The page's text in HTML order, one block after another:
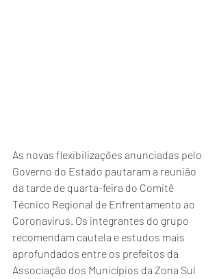
As novas flexibilizações anunciadas pelo
Governo do Estado pautaram a reunião
da tarde de quarta-feira do Comitê
Técnico Regional de Enfrentamento ao
Coronavirus. Os integrantes do grupo
recomendam cautela e estudos mais
aprofundados entre os prefeitos da
Associação dos Municípios da Zona Sul